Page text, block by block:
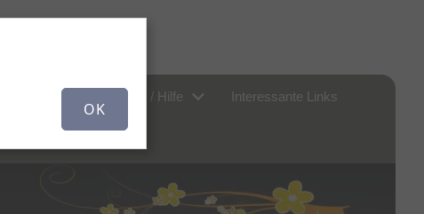
Über uns... FAQ / Hilfe Interessante Links
OK